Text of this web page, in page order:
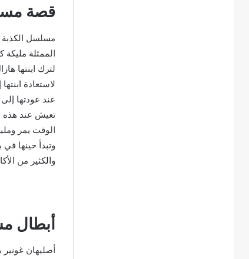
قصة
مسلسل
لترك ابنتها
لاستعادة
عند عودتها إلى
تعيش عند هذه
الوقت يمر
وتبدأ حينها
والكثير من
أبطال
أصليهان غونير